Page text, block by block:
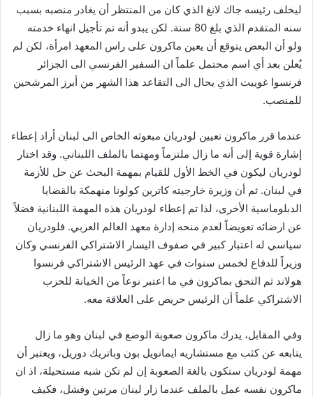
ليخلف رئيسه جاك لانغ الذي كان من المنتظر أن يغادر منصبه بسبب
سنه المتقدم الذي بلغ 80 سنة. لكن يبدو أنه تم تأجيل انهاء خدمته
ولو أن البعض يتوقع أن يعين ماكرون على راس المعهد امرأة، لكن لم
يُعلن بعد أي اسم محتمل علماً ان السفير الفرنسي الى الجزائر
فرنسوا غوييت الذي يحال الى التقاعد هذا الشهر من أبرز المرشحين
للمنصب.
عندما قرر ماكرون تعيين لودريان مبعوثه الخاص الى لبنان أراد إعطاء
إشارة قوية إلى أنه ما زال ملتزماً ومهتما بالملف اللبناني. وقد اختار
لودريان ليكون في الخط الأول للقيام بمهمة البحث عن حل للأزمة
في لبنان. ثم أن وزيرة خارجيته كاترين كولونا منهمكة بالقضايا
الدبلوماسية الأخرى، لذا تم إعطاء لودريان هذه المهمة اللبنانية فضلاً
عن ارضائه تعويضاً لعدم منحه إدارة معهد العالم العربي. فلودريان
سياسي له اعتبار كبير في صفوف اليسار الاشتراكي الفرنسي وكان
وزيراً للدفاع لخمس سنوات في عهد الرئيس الاشتراكي فرنسوا
هولاند ثم التحق بماكرون في ما اعتبر نوعاً من الخيانة للحزب
الاشتراكي علماً أن الرئيس حريص على العلاقة معه.
وفي المقابل، يدرك ماكرون صعوبة الوضع في لبنان وهو ما زال
يتابعه عن كثب مع مستشاريه ايمانويل بون وباتريك دوريل، ويعتبر أن
مهمة لودريان ستكون بالغة الصعوبة إن لم تكن شبه مستحيلة، اذ ان
ماكرون نفسه عمل بالملف عندما زار لبنان مرتين وفشل، فكيف